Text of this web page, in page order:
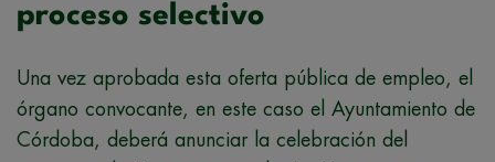
proceso selectivo
Una vez aprobada esta oferta pública de empleo, el
órgano convocante, en este caso el Ayuntamiento de
Córdoba, deberá anunciar la celebración del